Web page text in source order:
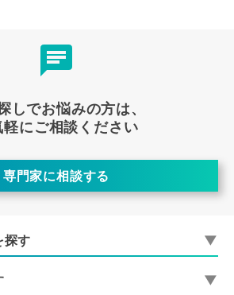
しでお悩みの方は、
軽にご相談ください
専門家に相談する
探す